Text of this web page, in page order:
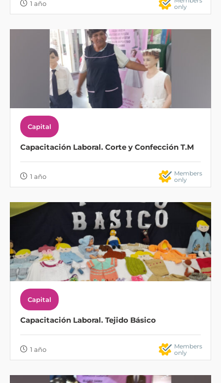
1 año
only
Capital
Capacitación Laboral. Corte y Confección T.M
1 año
Members
only
Capital
Capacitación Laboral. Tejido Básico
1 año
Members
only